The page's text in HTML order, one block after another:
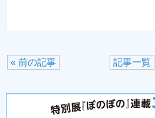
記事一覧
« 前の記事